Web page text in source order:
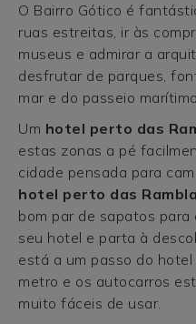
O Bairro Gótico é
ruas estreitas, ir às
museus e admirar a
desfrutar de parques,
mar e do passeio
Um hotel perto das
estas zonas a pé
cidade pensada para
hotel perto das
bom par de sapatos para
seu hotel e parta à
está a um passo do
metro e os autocarros
muito fáceis de usar.